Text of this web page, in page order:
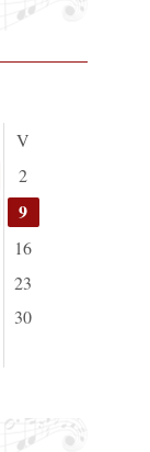
V
2
9
16
23
30